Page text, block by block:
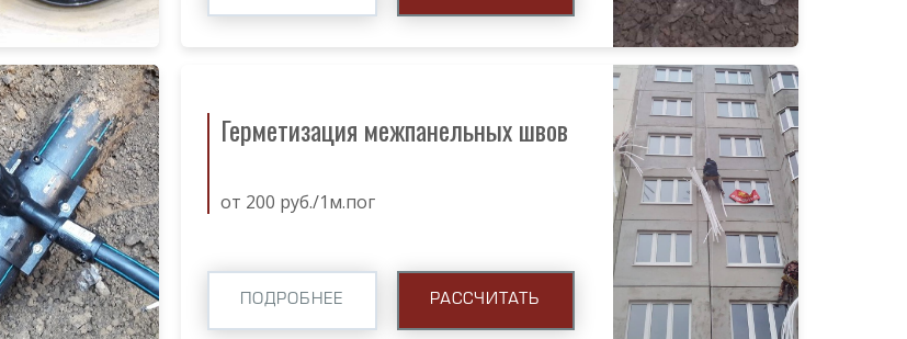
Герметизация межпанельных швов
от 200 руб./1м.пог
ПОДРОБНЕЕ РАССЧИТАТЬ